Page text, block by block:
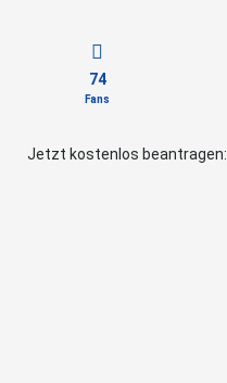
74
Fans
Jetzt kostenlos beantragen: